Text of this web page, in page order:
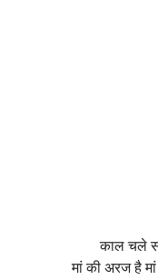
काल चले
मां की अरज है